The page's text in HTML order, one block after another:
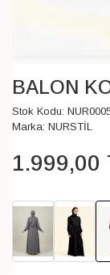
BALON
Stok Kodu:
Marka: NURSTİL
1.999,00